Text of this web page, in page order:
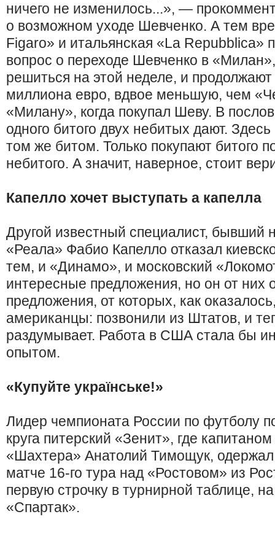
ничего не изменилось...», —
о возможном уходе Шевченко. А тем
Figaro» и итальянская «La Repubblica»
вопрос о переходе Шевченко в
решиться на этой неделе, и
миллиона евро, вдвое меньшую, чем
«Милану», когда покупал Шеву. В
одного битого двух небитых дают.
том же битом. Только покупают битого
небитого. А значит, наверное, стоит
Капелло хочет выступать а капелла
Другой известный специалист, бывший
«Реала» Фабио Капелло отказал
тем, и «Динамо», и московский
интересные предложения, но он от них
предложения, от которых, как
американцы: позвонили из Штатов, и
раздумывает. Работа в США стала бы
опытом.
«Купуйте українське!»
Лидер чемпионата России по футболу
круга питерский «Зенит», где
«Шахтера» Анатолий Тимощук,
матче 16-го тура над «Ростовом» из
первую строчку в турнирной таблице,
«Спартак».